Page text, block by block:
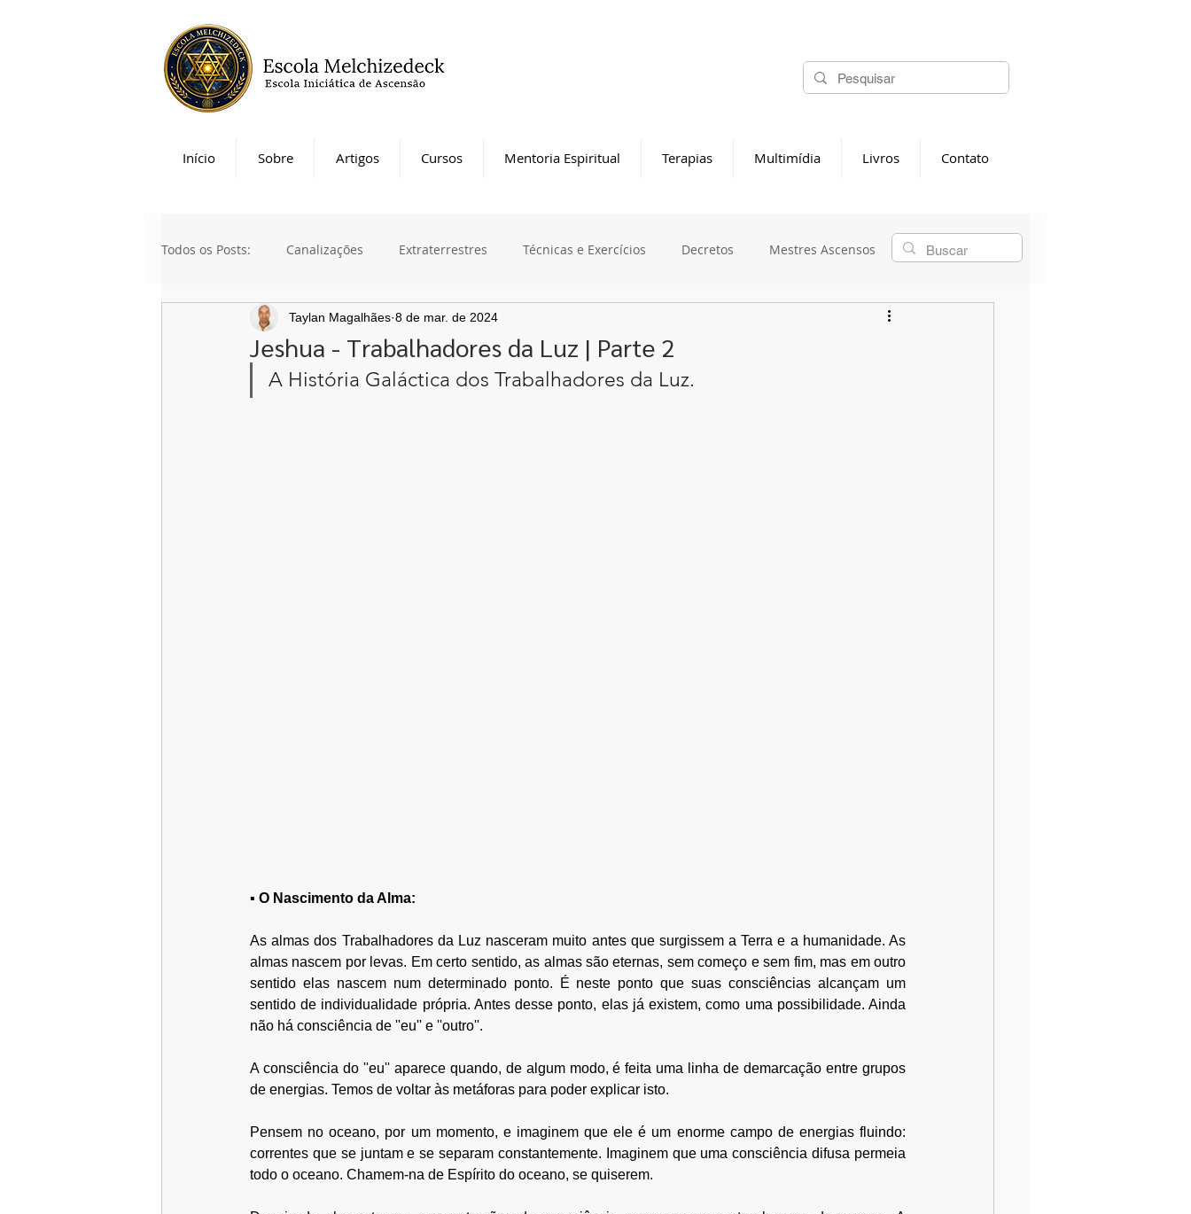
Início Sobre Artigos Cursos Mentoria Espiritual Terapias Multimídia Livros Contato
Todos os Posts: Canalizações Extraterrestres Técnicas e Exercícios Decretos Mestres Ascensos
Jeshua - Trabalhadores da Luz | Parte 2
Taylan Magalhães 8 de mar. de 2024
A História Galáctica dos Trabalhadores da Luz.
▪ O Nascimento da Alma:
As almas dos Trabalhadores da Luz nasceram muito antes que surgissem a Terra e a humanidade. As
almas nascem por levas. Em certo sentido, as almas são eternas, sem começo e sem fim, mas em outro
sentido elas nascem num determinado ponto. É neste ponto que suas consciências alcançam um
sentido de individualidade própria. Antes desse ponto, elas já existem, como uma possibilidade. Ainda
não há consciência de ''eu'' e ''outro''.
A consciência do ''eu'' aparece quando, de algum modo, é feita uma linha de demarcação entre grupos
de energias. Temos de voltar às metáforas para poder explicar isto.
Pensem no oceano, por um momento, e imaginem que ele é um enorme campo de energias fluindo:
correntes que se juntam e se separam constantemente. Imaginem que uma consciência difusa permeia
todo o oceano. Chamem-na de Espírito do oceano, se quiserem.